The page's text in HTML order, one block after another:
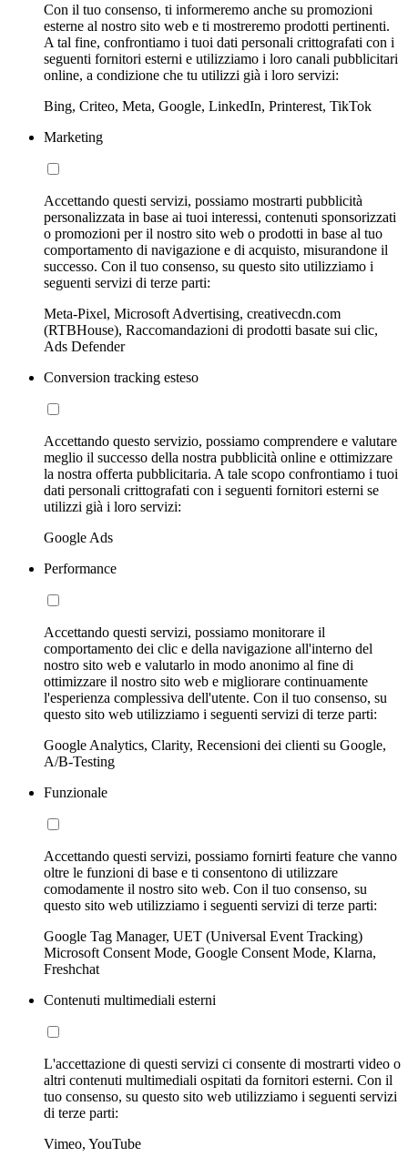
Con il tuo consenso, ti informeremo anche su promozioni
esterne al nostro sito web e ti mostreremo prodotti pertinenti.
A tal fine, confrontiamo i tuoi dati personali crittografati con i
seguenti fornitori esterni e utilizziamo i loro canali pubblicitari
online, a condizione che tu utilizzi già i loro servizi:
Bing, Criteo, Meta, Google, LinkedIn, Printerest, TikTok
Marketing
Accettando questi servizi, possiamo mostrarti pubblicità
personalizzata in base ai tuoi interessi, contenuti sponsorizzati
o promozioni per il nostro sito web o prodotti in base al tuo
comportamento di navigazione e di acquisto, misurandone il
successo. Con il tuo consenso, su questo sito utilizziamo i
seguenti servizi di terze parti:
Meta-Pixel, Microsoft Advertising, creativecdn.com
(RTBHouse), Raccomandazioni di prodotti basate sui clic,
Ads Defender
Conversion tracking esteso
Accettando questo servizio, possiamo comprendere e valutare
meglio il successo della nostra pubblicità online e ottimizzare
la nostra offerta pubblicitaria. A tale scopo confrontiamo i tuoi
dati personali crittografati con i seguenti fornitori esterni se
utilizzi già i loro servizi:
Google Ads
Performance
Accettando questi servizi, possiamo monitorare il
comportamento dei clic e della navigazione all'interno del
nostro sito web e valutarlo in modo anonimo al fine di
ottimizzare il nostro sito web e migliorare continuamente
l'esperienza complessiva dell'utente. Con il tuo consenso, su
questo sito web utilizziamo i seguenti servizi di terze parti:
Google Analytics, Clarity, Recensioni dei clienti su Google,
A/B-Testing
Funzionale
Accettando questi servizi, possiamo fornirti feature che vanno
oltre le funzioni di base e ti consentono di utilizzare
comodamente il nostro sito web. Con il tuo consenso, su
questo sito web utilizziamo i seguenti servizi di terze parti:
Google Tag Manager, UET (Universal Event Tracking)
Microsoft Consent Mode, Google Consent Mode, Klarna,
Freshchat
Contenuti multimediali esterni
L'accettazione di questi servizi ci consente di mostrarti video o
altri contenuti multimediali ospitati da fornitori esterni. Con il
tuo consenso, su questo sito web utilizziamo i seguenti servizi
di terze parti:
Vimeo, YouTube